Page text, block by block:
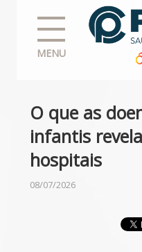
MENU
O que as
infantis
hospitais
08/07/2026